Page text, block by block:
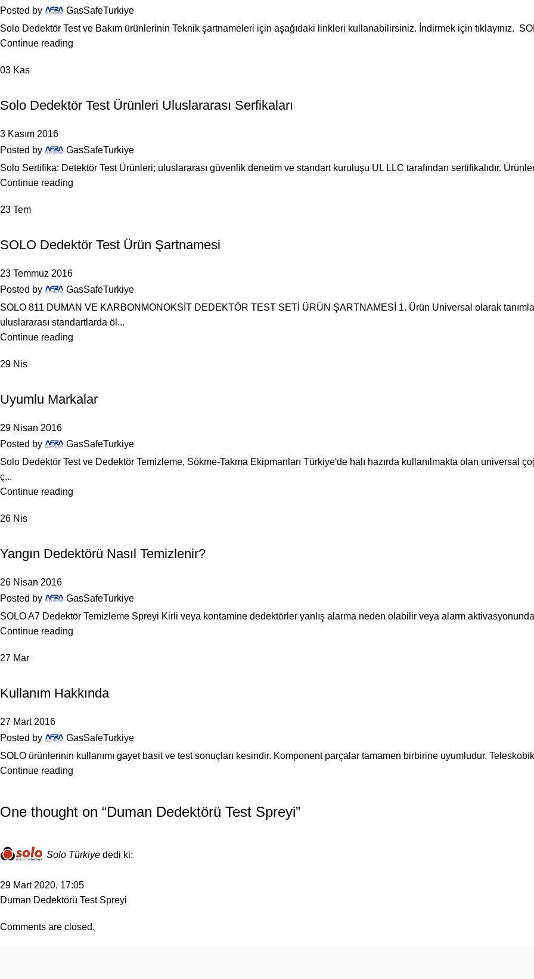
Posted by
GasSafeTurkiye
Solo Dedektör Test ve Bakım ürünlerinin Teknik şartnameleri için aşağıdaki linkleri kullanabilirsiniz. İndirmek için tıklayınız.
Continue reading
03 Kas
Solo Dedektör Test Ürünleri Uluslararası Serfikaları
3 Kasım 2016
Posted by
GasSafeTurkiye
Solo Sertifika: Detektör Test Ürünleri; uluslararası güvenlik denetim ve standart kuruluşu UL LLC tarafından sertifikalıdır.
Continue reading
23 Tem
SOLO Dedektör Test Ürün Şartnamesi
23 Temmuz 2016
Posted by
GasSafeTurkiye
SOLO 811 DUMAN VE KARBONMONOKSİT DEDEKTÖR TEST SETİ ÜRÜN ŞARTNAMESİ 1. Ürün Universal olarak
uluslararası standartlarda öl...
Continue reading
29 Nis
Uyumlu Markalar
29 Nisan 2016
Posted by
GasSafeTurkiye
Solo Dedektör Test ve Dedektör Temizleme, Sökme-Takma Ekipmanları Türkiye'de halı hazırda kullanılmakta olan universal
ç...
Continue reading
26 Nis
Yangın Dedektörü Nasıl Temizlenir?
26 Nisan 2016
Posted by
GasSafeTurkiye
SOLO A7 Dedektör Temizleme Spreyi Kirli veya kontamine dedektörler yanlış alarma neden olabilir veya alarm
Continue reading
27 Mar
Kullanım Hakkında
27 Mart 2016
Posted by
GasSafeTurkiye
SOLO ürünlerinin kullanımı gayet basit ve test sonuçları kesindir. Komponent parçalar tamamen birbirine uyumludur.
Continue reading
One thought on “Duman Dedektörü Test Spreyi”
Solo Türkiye dedi ki:
29 Mart 2020, 17:05
Duman Dedektörü Test Spreyi
Comments are closed.